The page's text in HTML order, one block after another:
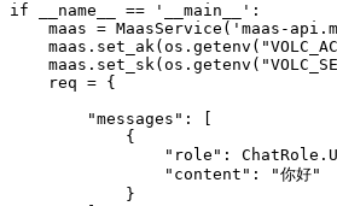
if __name__ == ' __main__ ' :
    maas
= MaasService ( ' maas-
    maas
. set_ak( os. getenv ( "
    maas
. set_sk( os. getenv ( "
    req
= {
        "
messages " :
            {
                "
role " : ChatRole .
                "
content " : "你好"
            }